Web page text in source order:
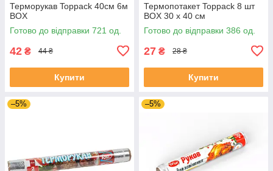
Терморукав Toppack 40см 6м
BOX
Готово до відправки 721 од.
42 ₴ 44 ₴
Купити
Термопотакет Toppack 8 шт
BOX 30 х 40 см
Готово до відправки 386 од.
27 ₴ 28 ₴
Купити
–5% –5%